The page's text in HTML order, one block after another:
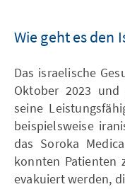
Wie geht es den
Das israelische
Oktober 2023
seine
beispielsweise
das Soroka
konnten Patienten
evakuiert werden,